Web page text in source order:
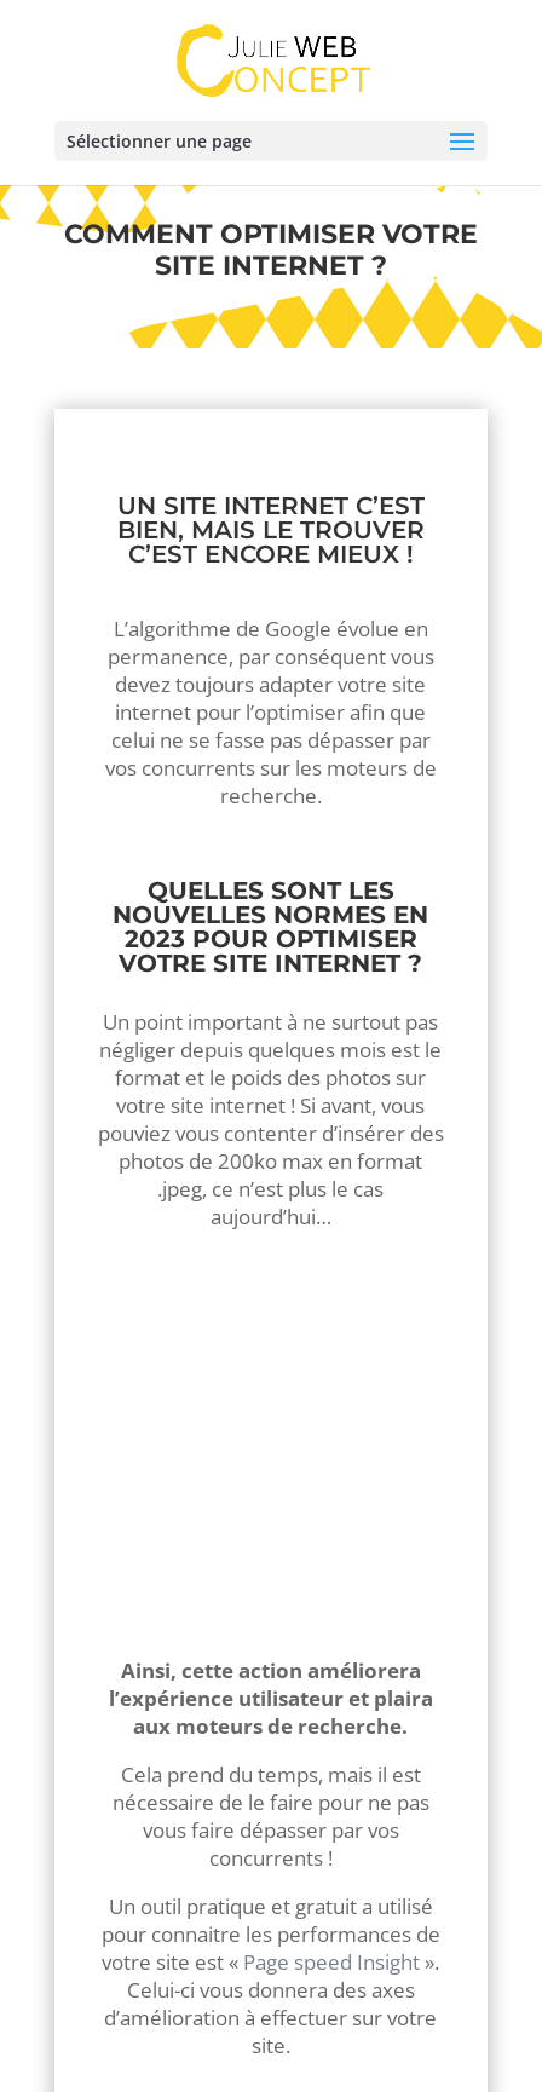
Sélectionner une page
COMMENT OPTIMISER VOTRE
SITE INTERNET ?
UN SITE INTERNET C’EST
BIEN, MAIS LE TROUVER
C’EST ENCORE MIEUX !
L’algorithme de Google évolue en
permanence, par conséquent vous
devez toujours adapter votre site
internet pour l’optimiser afin que
celui ne se fasse pas dépasser par
vos concurrents sur les moteurs de
recherche.
QUELLES SONT LES
NOUVELLES NORMES EN
2023 POUR OPTIMISER
VOTRE SITE INTERNET ?
Un point important à ne surtout pas
négliger depuis quelques mois est le
format et le poids des photos sur
votre site internet ! Si avant, vous
pouviez vous contenter d’insérer des
photos de 200ko max en format
.jpeg, ce n’est plus le cas
aujourd’hui…
Ainsi, cette action améliorera
l’expérience utilisateur et plaira
aux moteurs de recherche.
Cela prend du temps, mais il est
nécessaire de le faire pour ne pas
vous faire dépasser par vos
concurrents !
Un outil pratique et gratuit a utilisé
pour connaitre les performances de
votre site est « Page speed Insight ».
Celui-ci vous donnera des axes
d’amélioration à effectuer sur votre
site.